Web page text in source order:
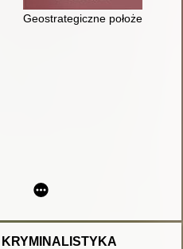
Geostrategiczne położenie
KRYMINALISTYKA